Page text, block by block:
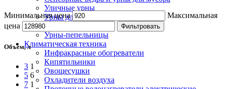
Уличные урны
Урны для бумаги
Урны настенные
Урны-пепельницы
Климатическая техника
Инфракрасные обогреватели
Кипятильники
Овощесушки
Охладители воздуха
Минимальная цена
Максимальная
цена
Фильтровать
Объем, л
3 1
5 6
7 1